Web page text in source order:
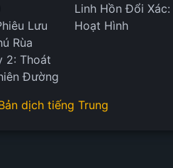
Lưu
Rùa
2: Thoát
Đường
Linh Hồn Đổi Xác:
Hoạt Hình
dịch tiếng Trung